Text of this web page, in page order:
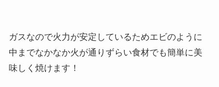
ガスなので火力が安定しているためエビのように
中までなかなか火が通りずらい食材でも簡単に美
味しく焼けます！